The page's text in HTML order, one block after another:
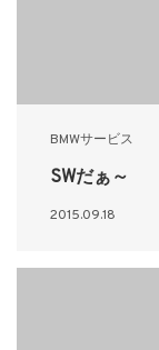
BMWサービス
SWだぁ～
2015.09.18